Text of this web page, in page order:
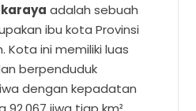
adalah sebuah
ibu kota Provinsi
Kota ini memiliki luas
berpenduduk
dengan kepadatan